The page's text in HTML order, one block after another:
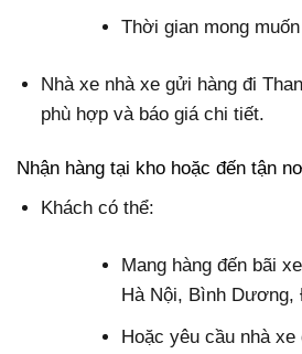
Thời gian mong
Nhà xe nhà xe gửi hàng đi
phù hợp và báo giá chi tiết.
Nhận hàng tại kho hoặc đến tận
Khách có thể:
Mang hàng đến bãi
Hà Nội, Bình Dương,
Hoặc yêu cầu nhà